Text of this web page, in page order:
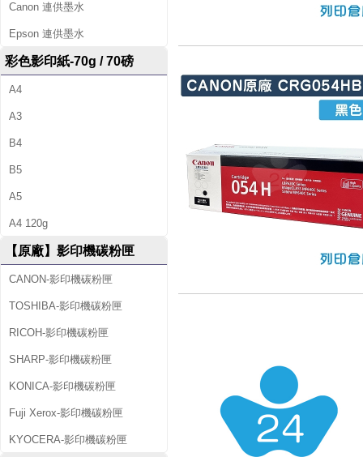
Canon 連供墨水
Epson 連供墨水
彩色影印紙-70g / 70磅
A4
A3
B4
B5
A5
A4 120g
【原廠】影印機碳粉匣
CANON-影印機碳粉匣
TOSHIBA-影印機碳粉匣
RICOH-影印機碳粉匣
SHARP-影印機碳粉匣
KONICA-影印機碳粉匣
Fuji Xerox-影印機碳粉匣
KYOCERA-影印機碳粉匣